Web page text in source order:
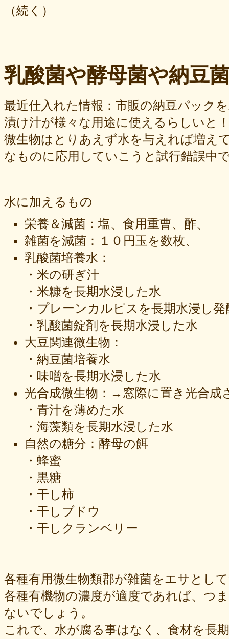
（続く）
乳酸菌や酵母菌や納豆
最近仕入れた情報：市販の納豆パック
漬け汁が様々な用途に使えるらしいと
微生物はとりあえず水を与えれば増え
なものに応用していこうと試行錯誤中
水に加えるもの
栄養＆減菌：塩、食用重曹、酢、
雑菌を減菌：１０円玉を数枚、
乳酸菌培養水：
・米の研ぎ汁
・米糠を長期水浸した水
・プレーンカルピスを長期水浸し
・乳酸菌錠剤を長期水浸した水
大豆関連微生物：
・納豆菌培養水
・味噌を長期水浸した水
光合成微生物：→窓際に置き光合成
・青汁を薄めた水
・海藻類を長期水浸した水
自然の糖分：酵母の餌
・蜂蜜
・黒糖
・干し柿
・干しブドウ
・干しクランベリー
各種有用微生物類郡が雑菌をエサとし
各種有機物の濃度が適度であれば、つ
ないでしょう。
これで、水が腐る事はなく、食材を長